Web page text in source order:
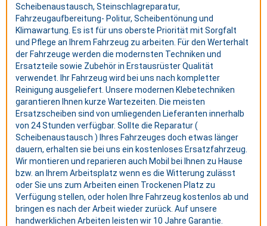
Scheibenaustausch, Steinschlagreparatur,
Fahrzeugaufbereitung- Politur, Scheibentönung und
Klimawartung. Es ist für uns oberste Priorität mit Sorgfalt
und Pflege an Ihrem Fahrzeug zu arbeiten. Für den Werterhalt
der Fahrzeuge werden die modernsten Techniken und
Ersatzteile sowie Zubehör in Erstausrüster Qualität
verwendet. Ihr Fahrzeug wird bei uns nach kompletter
Reinigung ausgeliefert. Unsere modernen Klebetechniken
garantieren Ihnen kurze Wartezeiten. Die meisten
Ersatzscheiben sind von umliegenden Lieferanten innerhalb
von 24 Stunden verfügbar. Sollte die Reparatur (
Scheibenaustausch ) Ihres Fahrzeuges doch etwas länger
dauern, erhalten sie bei uns ein kostenloses Ersatzfahrzeug.
Wir montieren und reparieren auch Mobil bei Ihnen zu Hause
bzw. an Ihrem Arbeitsplatz wenn es die Witterung zulässt
oder Sie uns zum Arbeiten einen Trockenen Platz zu
Verfügung stellen, oder holen Ihre Fahrzeug kostenlos ab und
bringen es nach der Arbeit wieder zurück. Auf unsere
handwerklichen Arbeiten leisten wir 10 Jahre Garantie.